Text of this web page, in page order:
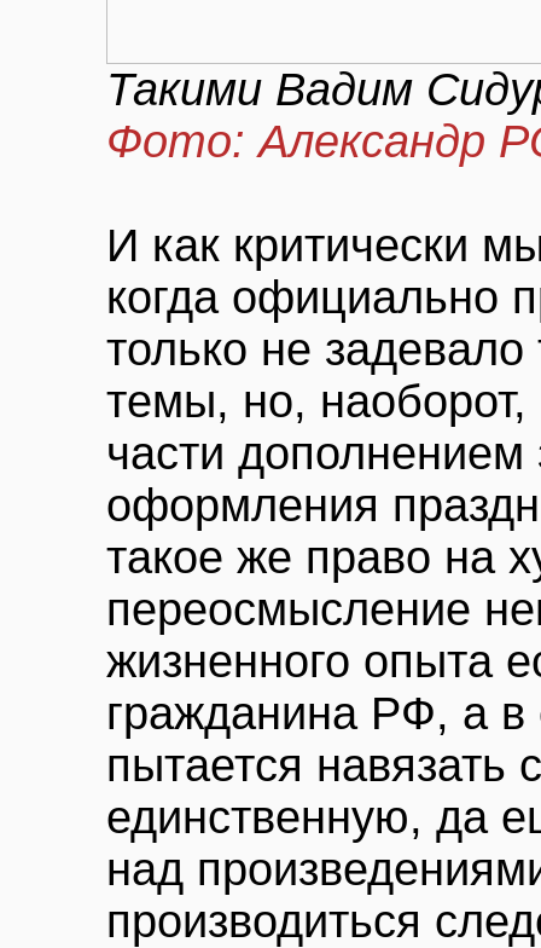
Такими Вадим
Фото: Александр
И как критически
когда официально
только не
темы, но,
части дополнением
оформления
такое же право на
переосмысление
жизненного опыта
гражданина РФ, а в
пытается навязать
единственную, да
над
производиться